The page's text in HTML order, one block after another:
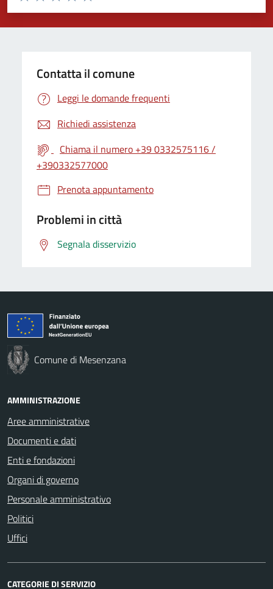
Valuta 5 stelle su 5
Valuta 4 stelle su 5
Valuta 3 stelle su 5
Valuta 2 stelle su 5
Valuta 1 stelle su 5
Contatta il comune
Leggi le domande frequenti
Richiedi assistenza
Chiama il numero +39 0332575116 /
+390332577000
Prenota appuntamento
Problemi in città
Segnala disservizio
Comune di Mesenzana
AMMINISTRAZIONE
Aree amministrative
Documenti e dati
Enti e fondazioni
Organi di governo
Personale amministrativo
Politici
Uffici
CATEGORIE DI SERVIZIO